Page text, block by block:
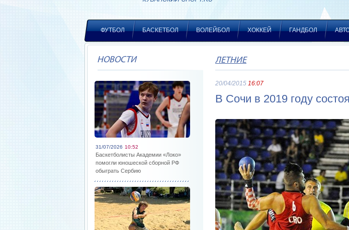
ФУТБОЛ БАСКЕТБОЛ ВОЛЕЙБОЛ ХОККЕЙ ГАНДБОЛ
НОВОСТИ
31/07/2026 10:52
Баскетболисты Академии «Локо»
помогли юношеской сборной РФ
обыграть Сербию
ЛЕТНИЕ
20/04/2015 16:07
В Сочи в 2019 году